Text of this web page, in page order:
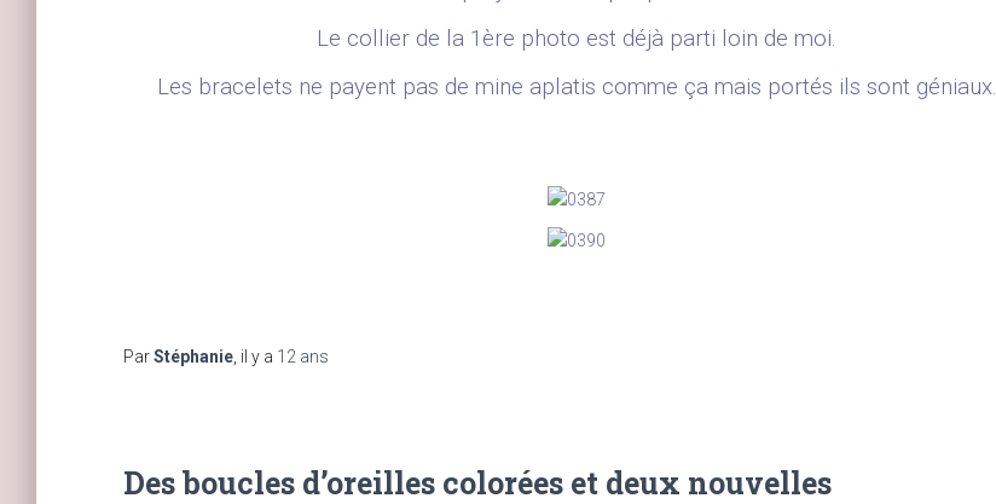
Le collier de la 1ère photo est déjà parti loin de moi.
Les bracelets ne payent pas de mine aplatis comme ça mais portés ils sont géniaux.
ParStéphanie , il y a 12 ans
Des boucles d’oreilles colorées et deux nouvelles